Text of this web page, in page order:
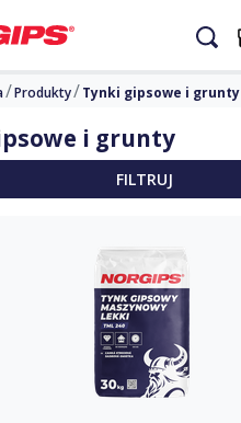
Produkty Tynki gipsowe i grunty
i grunty
FILTRUJ